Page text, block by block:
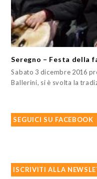
Seregno – Festa della
Sabato 3 dicembre 2016
Ballerini, si è svolta la
SEGUICI SU FACEBOOK
ISCRIVITI ALLA